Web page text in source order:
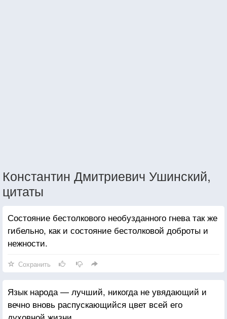
Константин Дмитриевич Ушинский,
цитаты
Состояние бестолкового необузданного гнева так же
гибельно, как и состояние бестолковой доброты и
нежности.
Сохранить
Язык народа — лучший, никогда не увядающий и
вечно вновь распускающийся цвет всей его